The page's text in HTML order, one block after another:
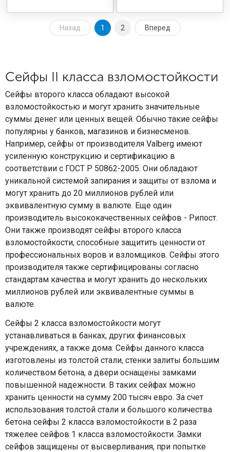
Назад 1 2 Вперед
Сейфы II класса взломостойкости
Сейфы второго класса обладают высокой
взломостойкостью и могут хранить значительные
суммы денег или ценных вещей. Обычно такие сейфы
популярны у банков, магазинов и бизнесменов.
Например, сейфы от производителя Valberg имеют
усиленную конструкцию и сертификацию в
соответствии с ГОСТ Р 50862-2005. Они обладают
уникальной системой запирания и защиты от взлома и
могут хранить до 20 миллионов рублей или
эквивалентную сумму в валюте. Еще один
производитель высококачественных сейфов - Рипост.
Они также производят сейфы второго класса
взломостойкости, способные защитить ценности от
профессиональных воров и взломщиков. Сейфы этого
производителя также сертифицированы согласно
стандартам качества и могут хранить до нескольких
миллионов рублей или эквивалентные суммы в
валюте.
Сейфы 2 класса взломостойкости могут
устанавливаться в банках, других финансовых
учреждениях, а также дома. Сейфы данного класса
изготовлены из толстой стали, стенки залиты большим
количеством бетона, а двери оснащены замками
повышенной надежности. В таких сейфах можно
хранить ценности на сумму 200 тысяч евро. За счет
использования толстой стали и большого количества
бетона сейфы 2 класса взломостойкости в 2 раза
тяжелее сейфов 1 класса взломостойкости. Замки
сейфов защищены от высверливания, при попытке